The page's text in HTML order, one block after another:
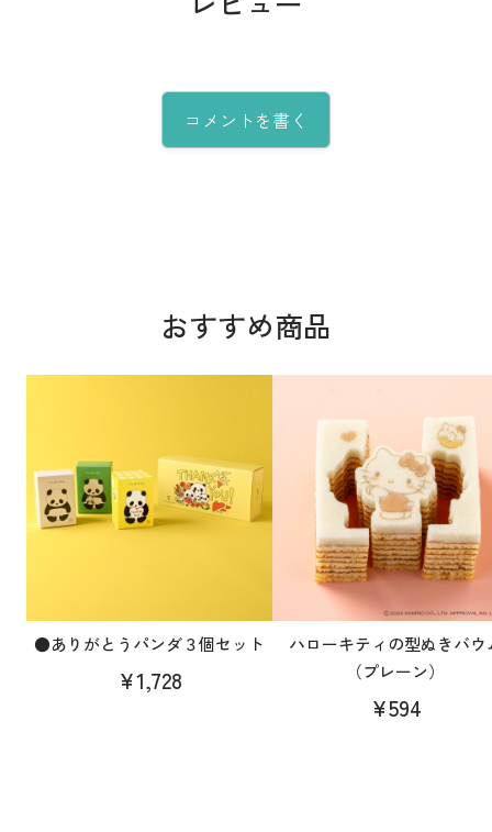
コメントを書く
おすすめ商品
●ありがとうパンダ３個セット
¥1,728
ハローキティの型ぬきバウ
（プレーン）
¥594